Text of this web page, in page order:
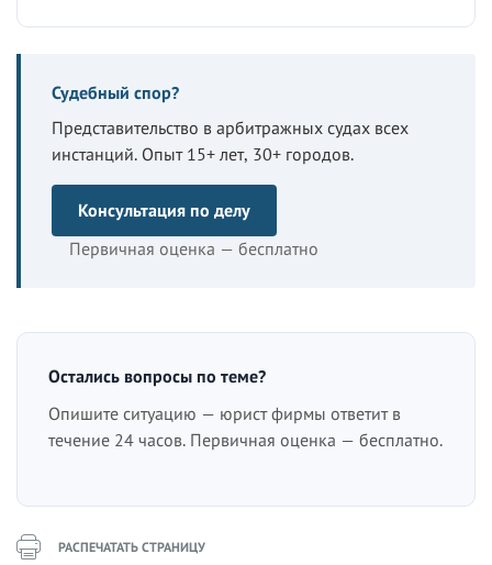
Судебный спор?
Представительство в арбитражных судах всех
инстанций. Опыт 15+ лет, 30+ городов.
Консультация по делу
Первичная оценка — бесплатно
Остались вопросы по теме?
Опишите ситуацию — юрист фирмы ответит в
течение 24 часов. Первичная оценка — бесплатно.
РАСПЕЧАТАТЬ СТРАНИЦУ